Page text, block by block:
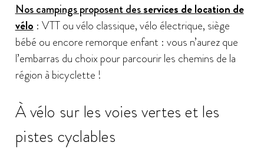
Nos campings proposent desservices de location de
vélo : VTT ou vélo classique, vélo électrique, siège
bébé ou encore remorque enfant : vous n’aurez que
l’embarras du choix pour parcourir les chemins de la
région à bicyclette !
À vélo sur les voies vertes et les
pistes cyclables